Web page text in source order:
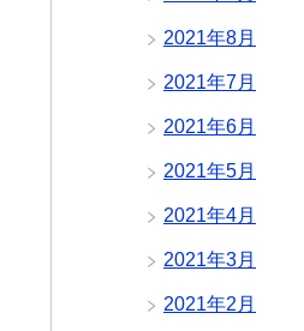
2021年8月
2021年7月
2021年6月
2021年5月
2021年4月
2021年3月
2021年2月